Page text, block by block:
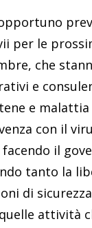
per le
che
e
e malattia
con il
il
tanto la
di
attività